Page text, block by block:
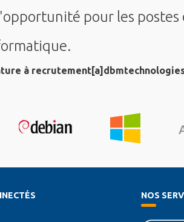
pour les
à
NOS